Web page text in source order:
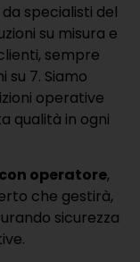
specialisti del
su misura e
sempre
su 7. Siamo
operative
qualità in ogni
operatore,
che gestirà,
sicurezza